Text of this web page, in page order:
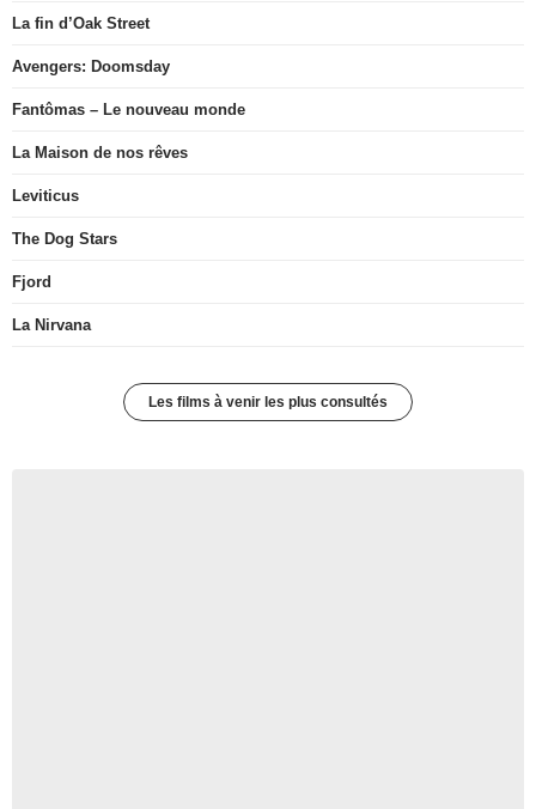
La fin d’Oak Street
Avengers: Doomsday
Fantômas – Le nouveau monde
La Maison de nos rêves
Leviticus
The Dog Stars
Fjord
La Nirvana
Les films à venir les plus consultés